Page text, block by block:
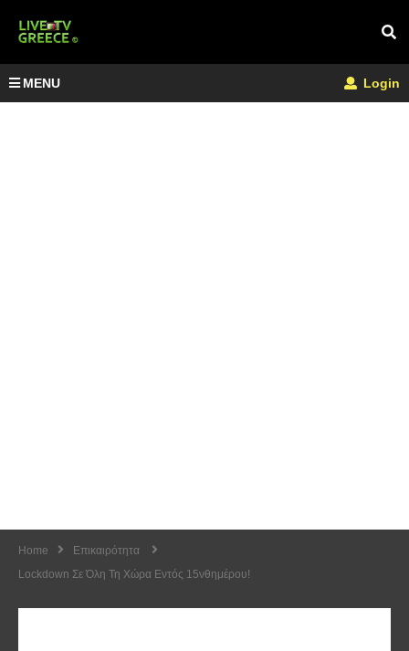
MENU Login
Home
Επικαιρότητα
Lockdown Σε Όλη Τη Χώρα Εντός 15νθημέρου!